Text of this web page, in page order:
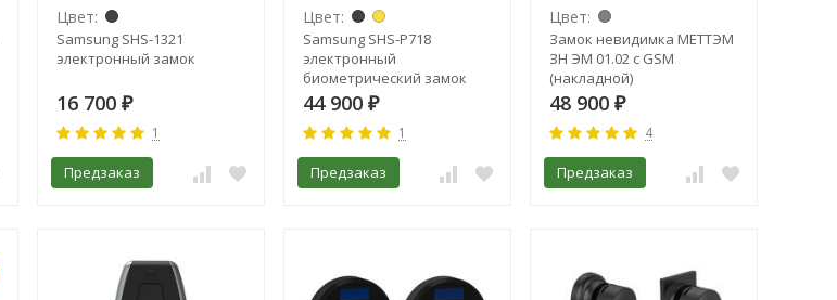
Цвет:
Samsung SHS-1321
электронный замок
16 700 ₽
1
Предзаказ
Цвет:
Samsung SHS-P718
электронный
биометрический замок
44 900 ₽
1
Предзаказ
Цвет:
Замок невидимка МЕТТЭМ
ЗН ЭМ 01.02 с GSM
(накладной)
48 900 ₽
4
Предзаказ